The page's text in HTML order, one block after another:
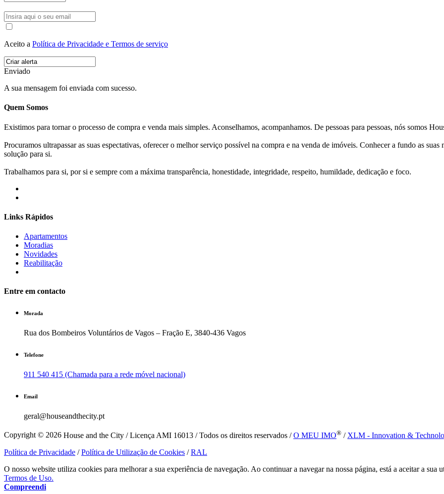
Aceito a Política de Privacidade e Termos de serviço
Enviado
A sua mensagem foi enviada com sucesso.
Quem Somos
Existimos para tornar o processo de compra e venda mais simples. Aconselhamos, acompanhamos. De pessoas para pessoas, nós somos
Procuramos ultrapassar as suas espectativas, oferecer o melhor serviço possível na compra e na venda de imóveis. Conhecer a fundo as
solução para si.
Trabalhamos para si, por si e sempre com a máxima transparência, honestidade, integridade, respeito, humildade, dedicação e foco.
Links Rápidos
Apartamentos
Moradias
Novidades
Reabilitação
Entre em contacto
Morada
Rua dos Bombeiros Voluntários de Vagos – Fração E, 3840-436 Vagos
Telefone
911 540 415 (Chamada para a rede móvel nacional)
Email
geral@houseandthecity.pt
Copyright © 2026 House and the City / Licença AMI 16013 / Todos os direitos reservados /O MEU IMO® / XLM - Innovation &
Política de Privacidade /Política de Utilização de Cookies /RAL
O nosso website utiliza cookies para melhorar a sua experiência de navegação. Ao continuar a navegar na nossa página, está a aceitar a sua
Termos de Uso.
Compreendi